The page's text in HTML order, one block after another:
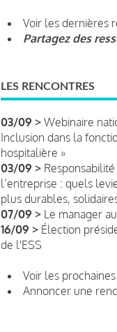
Voir les dernières
Partagez des
LES RENCONTRES
03/09 > Webinaire
Inclusion dans la
hospitalière »
03/09 >
l’entreprise : quels
plus durables,
07/09 > Le manager
16/09 > Élection
de l'ESS
Voir les
Annoncer une